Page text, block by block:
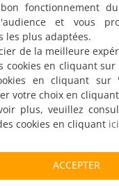
Aventures
Thimonnier - ZI du Cénord
fonctionnement
et vous
les plus adaptées.
de la meilleure
cookies en cliquant
en cliquant sur
votre choix en
plus, veuillez
cookies en cliquant ici
ACCEPTER